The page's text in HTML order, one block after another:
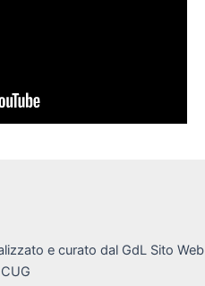
e curato dal GdL Sito Web